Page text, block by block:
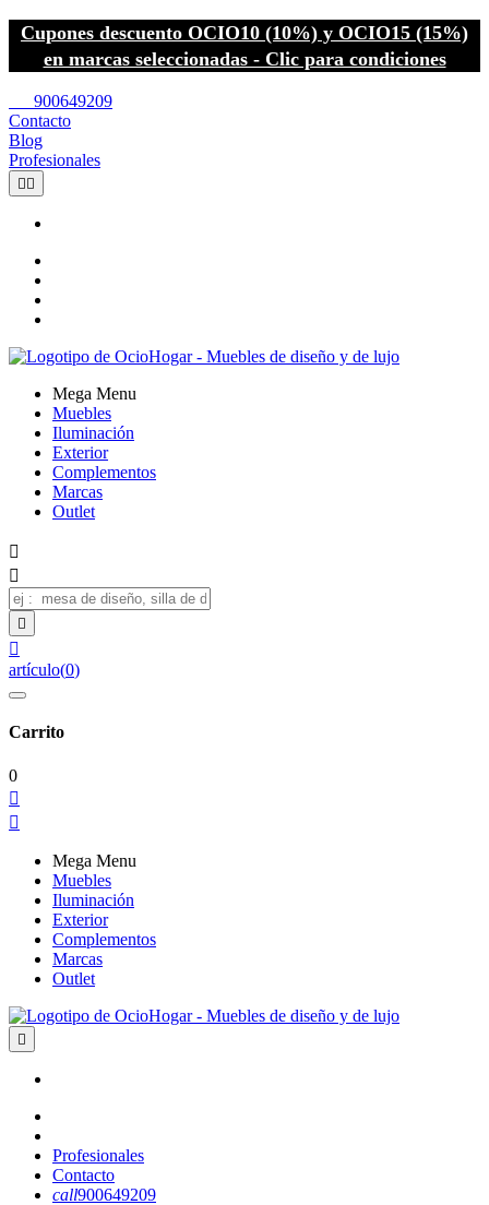
Cupones descuento OCIO10 (10%) y OCIO15 (15%)
en marcas seleccionadas - Clic para condiciones
900649209
Contacto
Blog
Profesionales
 
Mega Menu
Muebles
Iluminación
Exterior
Complementos
Marcas
Outlet




artículo(0)
Carrito
0


Mega Menu
Muebles
Iluminación
Exterior
Complementos
Marcas
Outlet

Profesionales
Contacto
call900649209